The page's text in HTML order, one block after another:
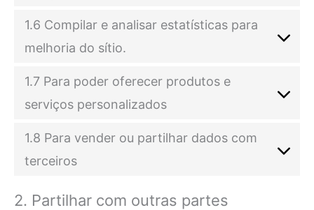
1.6 Compilar e analisar estatísticas para
melhoria do sítio.
1.7 Para poder oferecer produtos e
serviços personalizados
1.8 Para vender ou partilhar dados com
terceiros
2. Partilhar com outras partes